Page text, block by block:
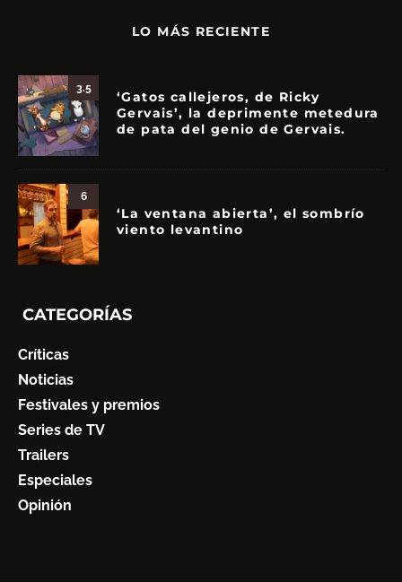
LO MÁS RECIENTE
3.5
‘Gatos callejeros, de Ricky
Gervais’, la deprimente metedura
de pata del genio de Gervais.
6
‘La ventana abierta’, el sombrío
viento levantino
CATEGORÍAS
Críticas
Noticias
Festivales y premios
Series de TV
Trailers
Especiales
Opinión